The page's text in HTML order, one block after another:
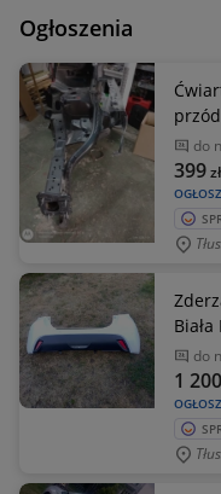
Ogłoszenia
do
399zł
Biała
do
1 200